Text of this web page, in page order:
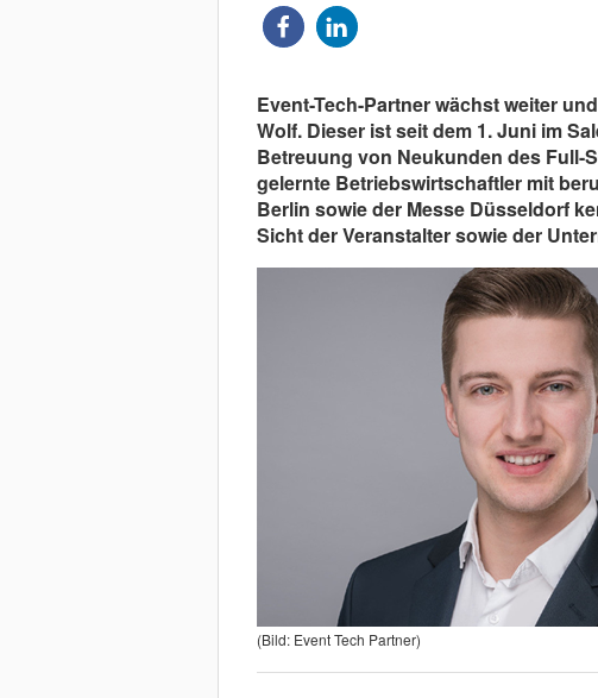
Event-Tech-Partner wächst weiter
Wolf. Dieser ist seit dem 1. Juni im
Betreuung von Neukunden des Full-
gelernte Betriebswirtschaftler mit
Berlin sowie der Messe Düsseldorf
Sicht der Veranstalter sowie der
(Bild: Event Tech Partner)